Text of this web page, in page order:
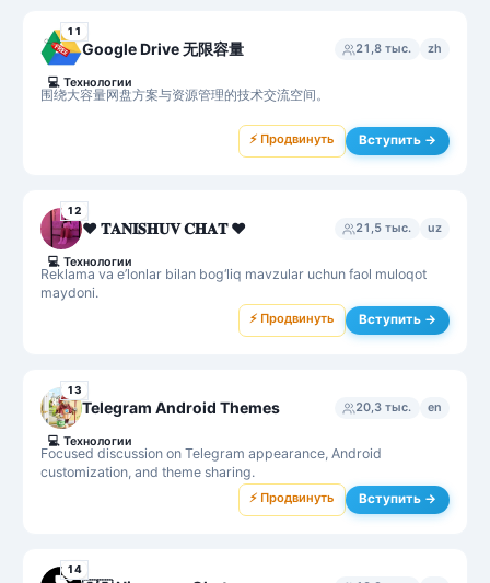
11
Google Drive 无限容量 21,8 тыс. zh
围绕大容量网盘方案与资源管理的技术交流空间。
💻 Технологии
⚡ Продвинуть Вступить →
12
♥️ 𝐓𝐀𝐍𝐈𝐒𝐇𝐔𝐕 𝐂𝐇𝐀𝐓 ♥️ 21,5 тыс. uz
Reklama va e’lonlar bilan bog‘liq mavzular uchun faol muloqot
maydoni.
💻 Технологии
⚡ Продвинуть Вступить →
13
Telegram Android Themes 20,3 тыс. en
Focused discussion on Telegram appearance, Android
customization, and theme sharing.
💻 Технологии
⚡ Продвинуть Вступить →
14